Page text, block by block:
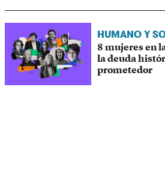
HUMANO Y
8 mujeres en
la deuda
prometedor